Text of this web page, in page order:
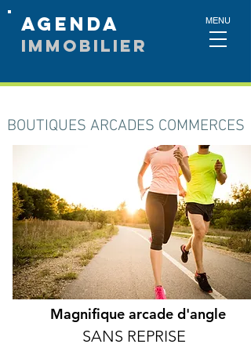
AGEnda
IMMOBILIER
MENU
BOUTIQUES ARCADES COMMERCES
Magnifique arcade d'angle
SANS REPRISE